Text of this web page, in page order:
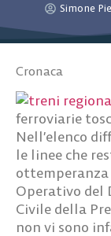
Simone
Cronaca
ferroviarie
Nell’elenco
le linee che
Operativo del
Civile della
non vi sono